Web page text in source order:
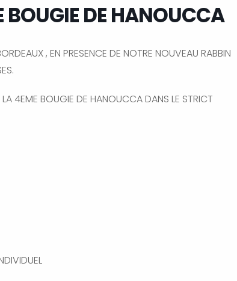
BOUGIE DE HANOUCCA
, EN PRESENCE DE NOTRE NOUVEAU RABBIN
4EME BOUGIE DE HANOUCCA DANS LE STRICT